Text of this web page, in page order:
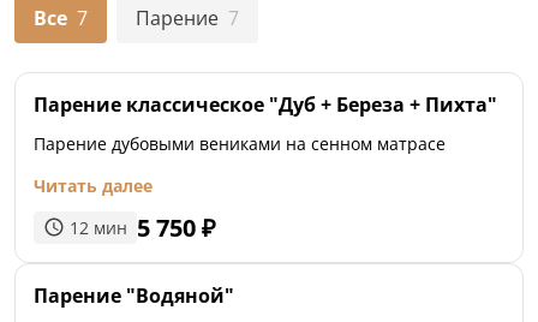
мангальная зона
услуги личного повара
комплект на 6 гостей: тапочки, шапки, полотенца,
простыни, халаты
Все 7 Парение 7
Парение классическое "Дуб + Береза + Пихта"
Парение дубовыми вениками на сенном матрасе
Читать далее
12 мин 5 750₽
Парение "Водяной"